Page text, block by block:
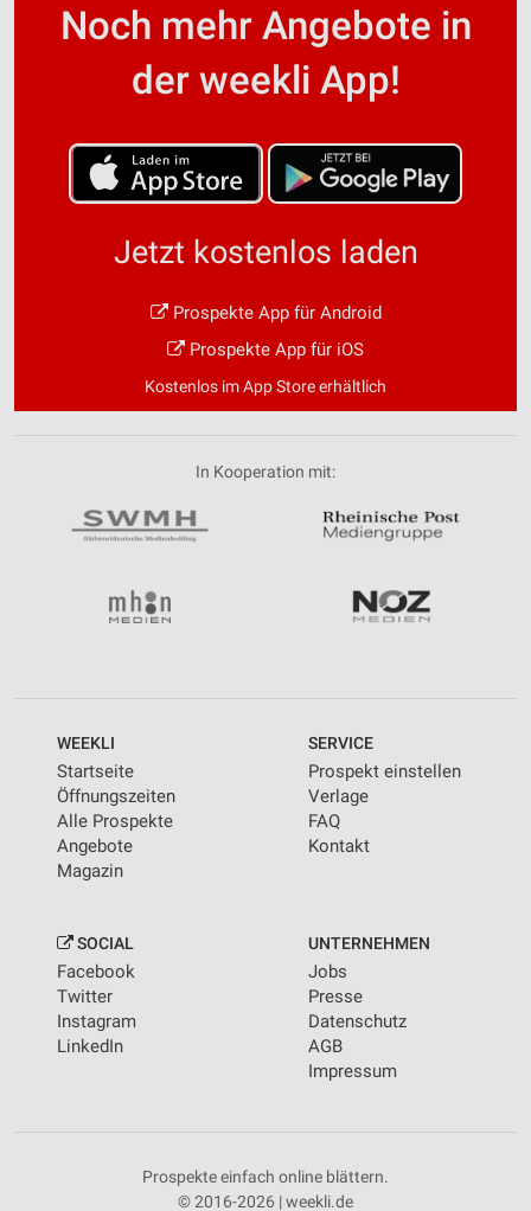
Noch mehr Angebote in
der weekli App!
Jetzt kostenlos laden
Prospekte App für Android
Prospekte App für iOS
Kostenlos im App Store erhältlich
In Kooperation mit:
WEEKLI
Startseite
Öffnungszeiten
Alle Prospekte
Angebote
Magazin
SERVICE
Prospekt einstellen
Verlage
FAQ
Kontakt
SOCIAL
Facebook
Twitter
Instagram
LinkedIn
UNTERNEHMEN
Jobs
Presse
Datenschutz
AGB
Impressum
Prospekte einfach online blättern.
© 2016-2026 | weekli.de